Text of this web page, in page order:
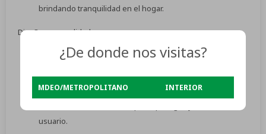
brindando tranquilidad en el hogar.
Diseño y comodidad:
Color:Blanco clásico que se adapta a cualquier cocina.
de profundidad, con un peso de 9.4 kg.
usuario.
¿De donde nos visitas?
MDEO/METROPOLITANO INTERIOR